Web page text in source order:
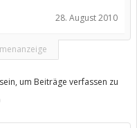
28. August 2010
um Beiträge verfassen zu